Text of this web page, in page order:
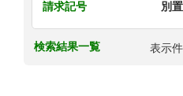
請求記号
別置
検索結果一覧 表示